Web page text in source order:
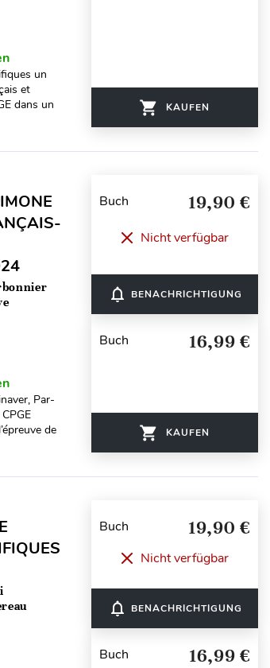
un
et
dans un
KAUFEN
Par-
de
Buch 19,90 €
Nicht verfügbar
notifications_none BENACHRICHTIGUNG
Buch 16,99 €
KAUFEN
Buch 19,90 €
Nicht verfügbar
notifications_none BENACHRICHTIGUNG
Buch 16,99 €